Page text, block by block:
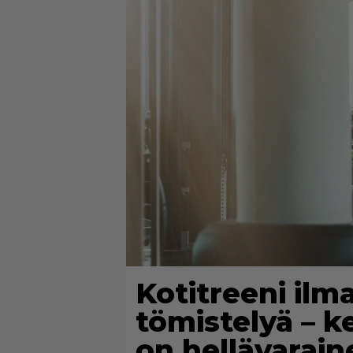
Kotitreeni
tömistelyä –